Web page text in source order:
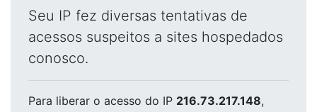
Seu IP fez diversas tentativas de
acessos suspeitos a sites hospedados
conosco.
Para liberar o acesso do IP 216.73.217.148,